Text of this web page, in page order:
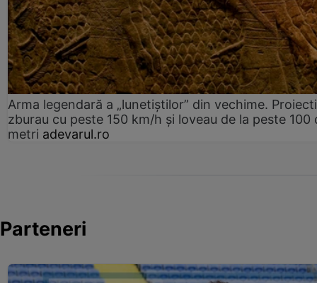
Arma legendară a „lunetiștilor” din vechime.
zburau cu peste 150 km/h și loveau de la peste 100
metri adevarul.ro
Parteneri